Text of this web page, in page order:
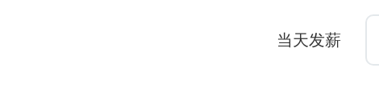
当天发薪